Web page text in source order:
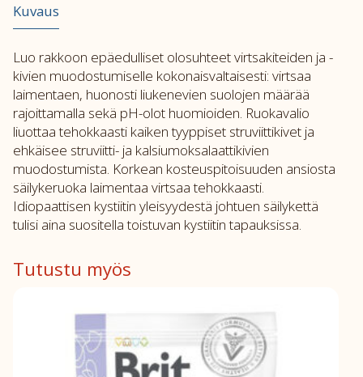
määrä
Kuvaus
Luo rakkoon epäedulliset olosuhteet virtsakiteiden ja -
kivien muodostumiselle kokonaisvaltaisesti: virtsaa
laimentaen, huonosti liukenevien suolojen määrää
rajoittamalla sekä pH-olot huomioiden. Ruokavalio
liuottaa tehokkaasti kaiken tyyppiset struviittikivet ja
ehkäisee struviitti- ja kalsiumoksalaattikivien
muodostumista. Korkean kosteuspitoisuuden ansiosta
säilykeruoka laimentaa virtsaa tehokkaasti.
Idiopaattisen kystiitin yleisyydestä johtuen säilykettä
tulisi aina suositella toistuvan kystiitin tapauksissa.
Tutustu myös